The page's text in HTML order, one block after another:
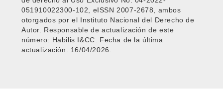
051910022300-102, eISSN 2007-2678, ambos
otorgados por el Instituto Nacional del Derecho de
Autor. Responsable de actualización de este
número: Habilis I&CC. Fecha de la última
actualización: 16/04/2026.